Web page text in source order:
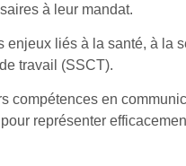
à leur mandat.
enjeux liés à la santé, à la
travail (SSCT).
compétences en
représenter